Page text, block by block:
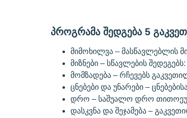
პროგრამა შედგება 5
მიმოხილვა – მასწავლებლის
მიზნები – სწავლების
მომზადება – რჩევებს
ცნებები და უნარები –
დრო – საშუალო დრო
დასკვნა და შეჯამება –